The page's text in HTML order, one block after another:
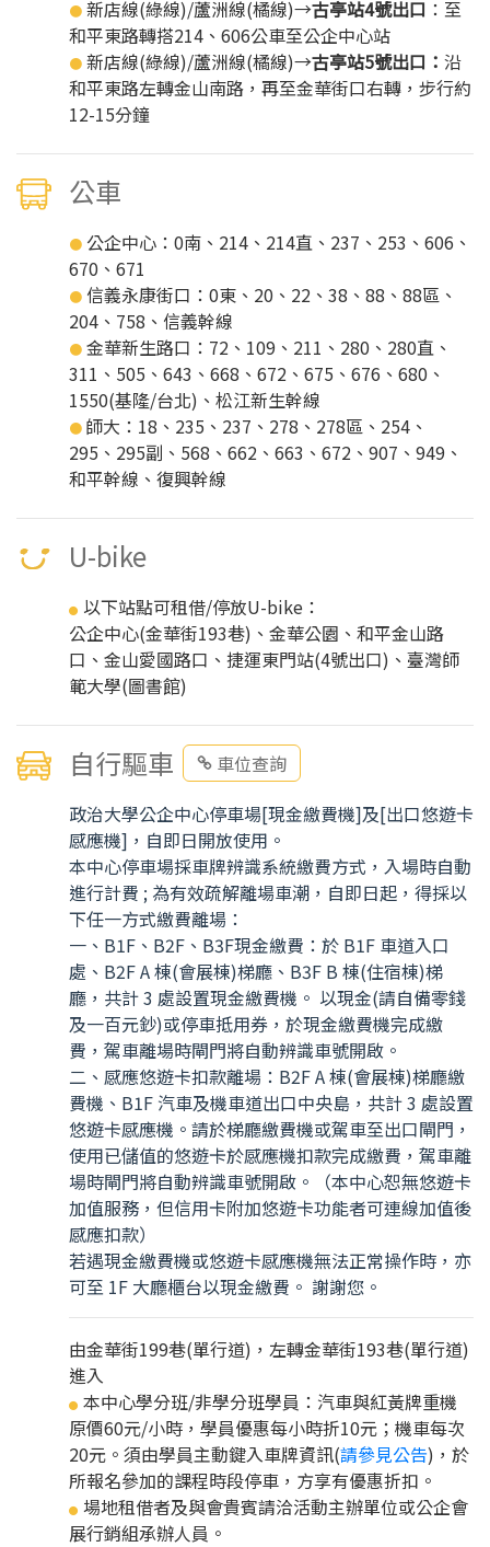
● 新店線(綠線)/蘆洲線(橘線)→古亭站4號出口 ：至
和平東路轉搭214、606公車至公企中心站
● 新店線(綠線)/蘆洲線(橘線)→古亭站5號出口： 沿
和平東路左轉金山南路，再至金華街口右轉，步行約
12-15分鐘
公車
● 公企中心：0南、214、214直、237、253、606、
670、671
● 信義永康街口：0東、20、22、38、88、88區、
204、758、信義幹線
● 金華新生路口：72、109、211、280、280直、
311、505、643、668、672、675、676、680、
1550(基隆/台北)、松江新生幹線
● 師大：18、235、237、278、278區、254、
295、295副、568、662、663、672、907、949、
和平幹線、復興幹線
U-bike
● 以下站點可租借/停放U-bike：
公企中心(金華街193巷)、金華公園、和平金山路
口、金山愛國路口、捷運東門站(4號出口)、臺灣師
範大學(圖書館)
自行驅車
車位查詢
政治大學公企中心停車場[現金繳費機]及[出口悠遊卡
感應機]，自即日開放使用。
本中心停車場採車牌辨識系統繳費方式，入場時自動
進行計費 ; 為有效疏解離場車潮，自即日起，得採以
下任一方式繳費離場：
一、B1F、B2F、B3F現金繳費：於 B1F 車道入口
處、B2F A 棟(會展棟)梯廳、B3F B 棟(住宿棟)梯
廳，共計 3 處設置現金繳費機。 以現金(請自備零錢
及一百元鈔)或停車抵用券，於現金繳費機完成繳
費，駕車離場時閘門將自動辨識車號開啟。
二、感應悠遊卡扣款離場：B2F A 棟(會展棟)梯廳繳
費機、B1F 汽車及機車道出口中央島，共計 3 處設置
悠遊卡感應機。請於梯廳繳費機或駕車至出口閘門，
使用已儲值的悠遊卡於感應機扣款完成繳費，駕車離
場時閘門將自動辨識車號開啟。（本中心恕無悠遊卡
加值服務，但信用卡附加悠遊卡功能者可連線加值後
感應扣款）
若遇現金繳費機或悠遊卡感應機無法正常操作時，亦
可至 1F 大廳櫃台以現金繳費。 謝謝您。
由金華街199巷(單行道)，左轉金華街193巷(單行道)
進入
● 本中心學分班/非學分班學員：汽車與紅黃牌重機
原價60元/小時，學員優惠每小時折10元；機車每次
20元。須由學員主動鍵入車牌資訊(請參見公告)，於
所報名參加的課程時段停車，方享有優惠折扣。
● 場地租借者及與會貴賓請洽活動主辦單位或公企會
展行銷組承辦人員。